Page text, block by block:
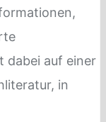
dabei auf einer
in